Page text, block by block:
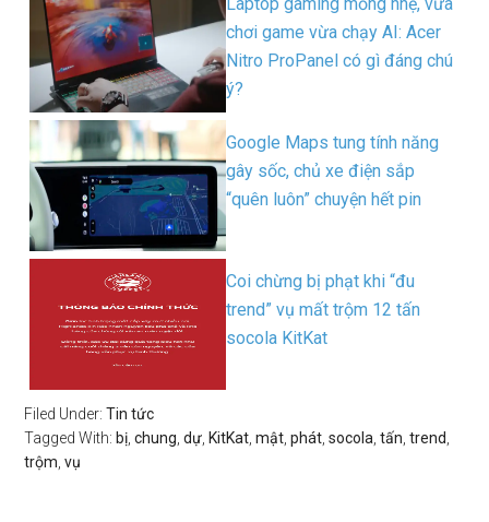
chơi game vừa chạy AI: Acer
Nitro ProPanel có gì đáng chú
ý?
Google Maps tung tính năng
gây sốc, chủ xe điện sắp
“quên luôn” chuyện hết pin
Coi chừng bị phạt khi “đu
trend” vụ mất trộm 12 tấn
socola KitKat
Filed Under:Tin tức
Tagged With: bị ,chung ,dự KitKat ,mật ,phát ,socola ,tấn ,trend
trộm ,vụ